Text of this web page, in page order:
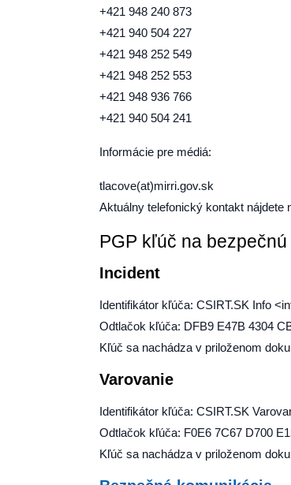
+421 948 240 873
+421 940 504 227
+421 948 252 549
+421 948 252 553
+421 948 936 766
+421 940 504 241
Informácie pre médiá:
tlacove(at)mirri.gov.sk
Aktuálny telefonický kontakt nájdete
PGP kľúč na
Incident
Identifikátor kľúča: CSIRT.SK Info
Odtlačok kľúča: DFB9 E47B 4304
Kľúč sa nachádza v priloženom
Varovanie
Identifikátor kľúča: CSIRT.SK
Odtlačok kľúča: F0E6 7C67 D700
Kľúč sa nachádza v priloženom